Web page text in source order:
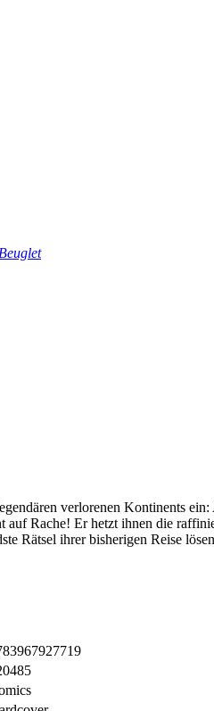
verlorenen Kontinents
Rache! Er hetzt ihnen die
Rätsel ihrer bisherigen Reise